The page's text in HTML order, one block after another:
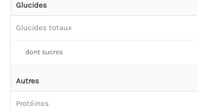
Glucides
Glucides totaux
dont sucres
Autres
Protéines